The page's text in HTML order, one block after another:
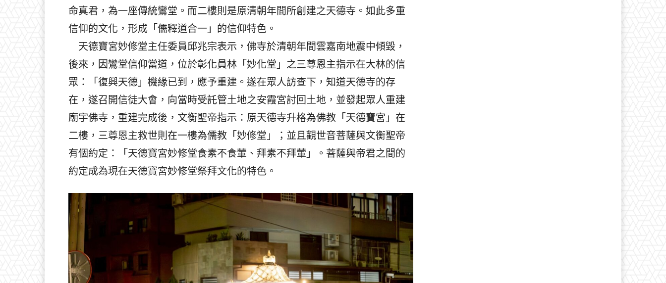
命真君，為一座傳統鸞堂。而二樓則是原清朝年間所創建之天德寺。如此多重
信仰的文化，形成「儒釋道合一」的信仰特色。
天德寶宮妙修堂主任委員邱兆宗表示，佛寺於清朝年間雲嘉南地震中傾毀，
後來，因鸞堂信仰當道，位於彰化員林「妙化堂」之三尊恩主指示在大林的信
眾：「復興天德」機緣已到，應予重建。遂在眾人訪查下，知道天德寺的存
在，遂召開信徒大會，向當時受託管土地之安霞宮討回土地，並發起眾人重建
廟宇佛寺，重建完成後，文衡聖帝指示：原天德寺升格為佛教「天德寶宮」在
二樓，三尊恩主救世則在一樓為儒教「妙修堂」；並且觀世音菩薩與文衡聖帝
有個約定：「天德寶宮妙修堂食素不食葷、拜素不拜葷」。菩薩與帝君之間的
約定成為現在天德寶宮妙修堂祭拜文化的特色。